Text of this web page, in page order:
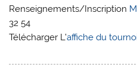
Renseignements/Inscription
32 54
Télécharger L’affiche du